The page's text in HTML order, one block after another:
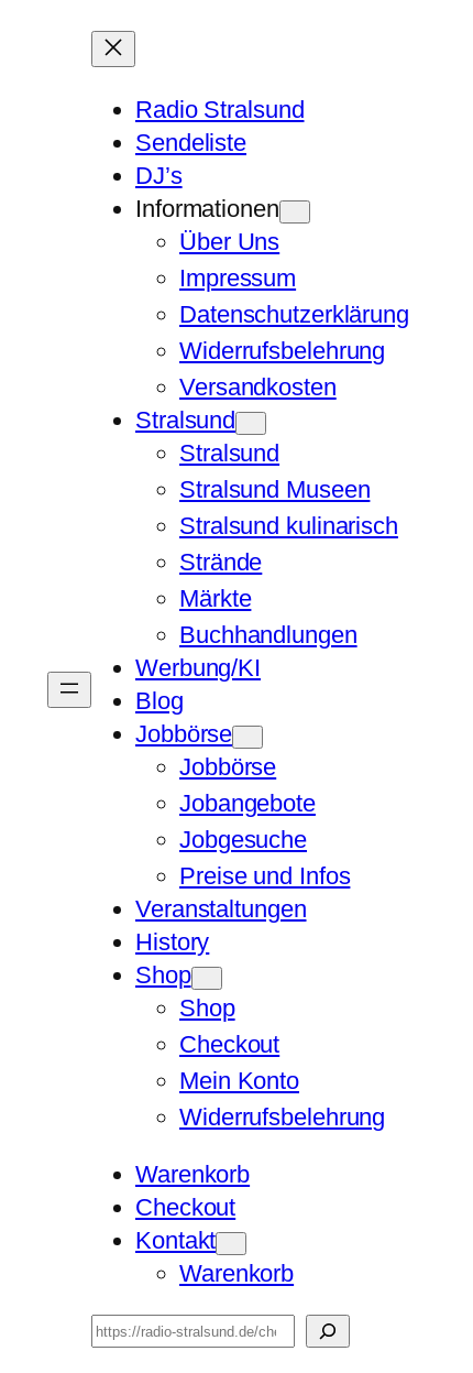
Radio Stralsund
Sendeliste
DJ’s
Informationen
Über Uns
Impressum
Datenschutzerklärung
Widerrufsbelehrung
Versandkosten
Stralsund
Stralsund
Stralsund Museen
Stralsund kulinarisch
Strände
Märkte
Buchhandlungen
Werbung/KI
Blog
Jobbörse
Jobbörse
Jobangebote
Jobgesuche
Preise und Infos
Veranstaltungen
History
Shop
Shop
Checkout
Mein Konto
Widerrufsbelehrung
Warenkorb
Checkout
Kontakt
Warenkorb
Suchen